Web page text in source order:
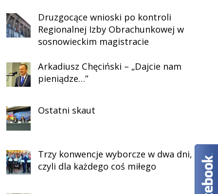
Druzgocące wnioski po kontroli
Regionalnej Izby Obrachunkowej w
sosnowieckim magistracie
Arkadiusz Chęciński – „Dajcie nam
pieniądze…”
Ostatni skaut
Trzy konwencje wyborcze w dwa dni,
czyli dla każdego coś miłego